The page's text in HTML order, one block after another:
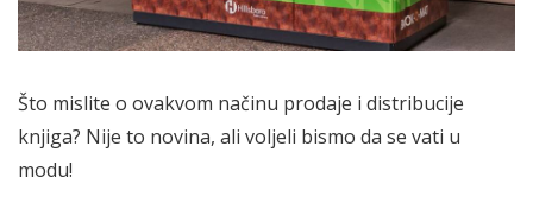
Što mislite o ovakvom načinu prodaje i distribucije
knjiga? Nije to novina, ali voljeli bismo da se vati u
modu!